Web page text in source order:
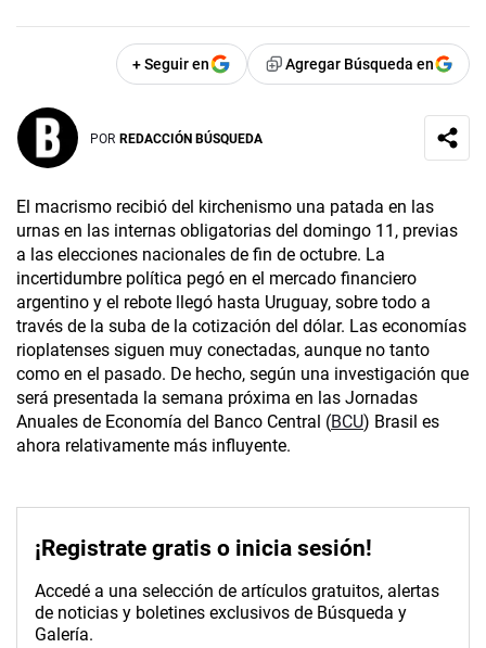
+ Seguir en Agregar Búsqueda en
POR REDACCIÓN BÚSQUEDA
El macrismo recibió del kirchenismo una patada en las
urnas en las internas obligatorias del domingo 11, previas
a las elecciones nacionales de fin de octubre. La
incertidumbre política pegó en el mercado financiero
argentino y el rebote llegó hasta Uruguay, sobre todo a
través de la suba de la cotización del dólar. Las economías
rioplatenses siguen muy conectadas, aunque no tanto
como en el pasado. De hecho, según una investigación que
será presentada la semana próxima en las Jornadas
Anuales de Economía del Banco Central (BCU) Brasil es
ahora relativamente más influyente.
¡Registrate gratis o inicia sesión!
Accedé a una selección de artículos gratuitos, alertas
de noticias y boletines exclusivos de Búsqueda y
Galería.